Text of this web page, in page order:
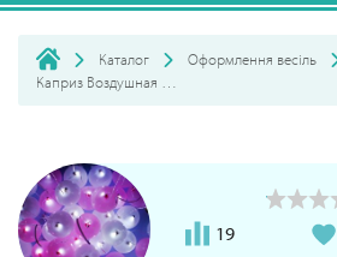
Каталог Оформлення весіль
19